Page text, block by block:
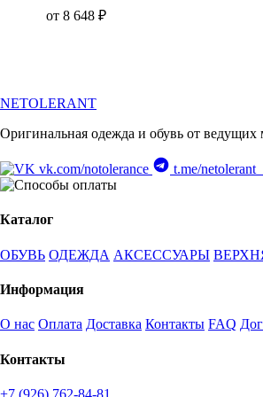
от 8 648 ₽
NETOLERANT
Оригинальная одежда и обувь от
vk.com/notolerance t.me/
Каталог
ОБУВЬ ОДЕЖДА АКСЕССУАРЫ
Информация
О нас Оплата Доставка Контакты FAQ
Контакты
+7 (926) 762-84-81